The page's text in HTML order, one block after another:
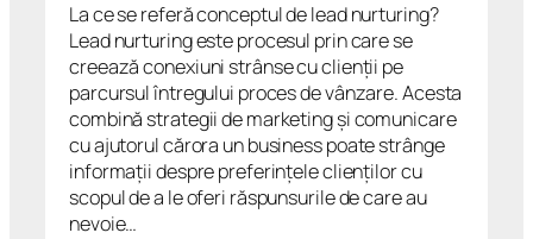
La ce se referă conceptul de lead nurturing?
Lead nurturing este procesul prin care se
creează conexiuni strânse cu clienții pe
parcursul întregului proces de vânzare. Acesta
combină strategii de marketing și comunicare
cu ajutorul cărora un business poate strânge
informații despre preferințele clienților cu
scopul de a le oferi răspunsurile de care au
nevoie…